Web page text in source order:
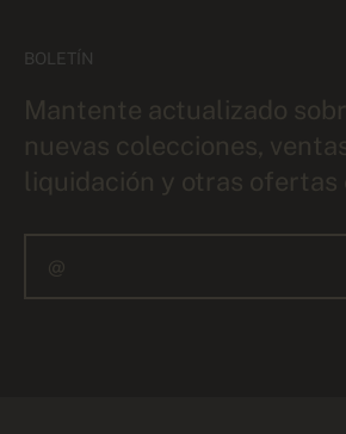
BOLETÍN
Mantente actualizado
nuevas colecciones,
liquidación y otras ofertas